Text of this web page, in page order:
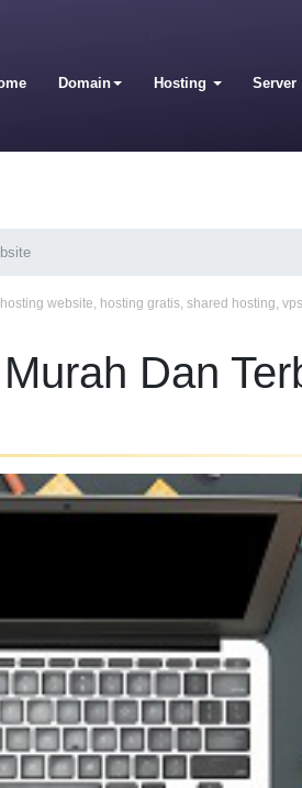
Domain Hosting Server
hosting website, hosting gratis, shared hosting,
Dan